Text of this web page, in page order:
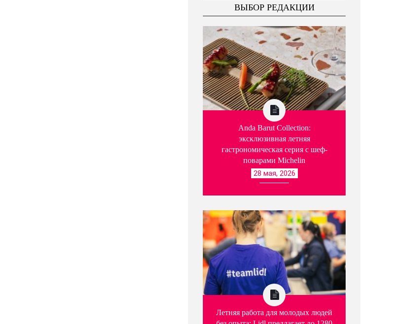
ВЫБОР РЕДАКЦИИ
Anda Barut Collection:
эксклюзивная летняя
гастрономическая серия с шеф-
поварами Michelin
28 мая, 2026
Летняя работа для молодых людей